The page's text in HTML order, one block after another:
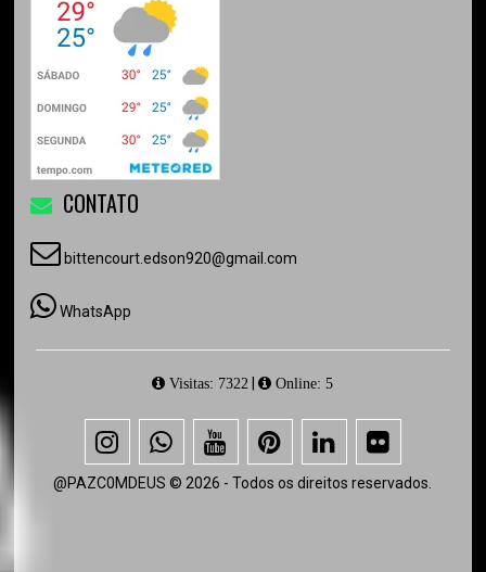
CONTATO
bittencourt.edson920@gmail.com
WhatsApp
Visitas: 7322 | Online: 5
@PAZC0MDEUS © 2026 - Todos os direitos reservados.